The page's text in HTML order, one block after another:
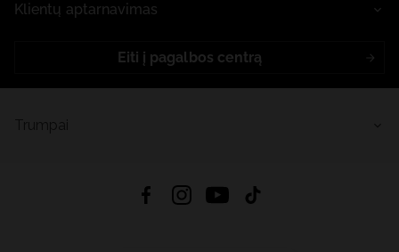
Klientų aptarnavimas
Eiti į pagalbos centrą